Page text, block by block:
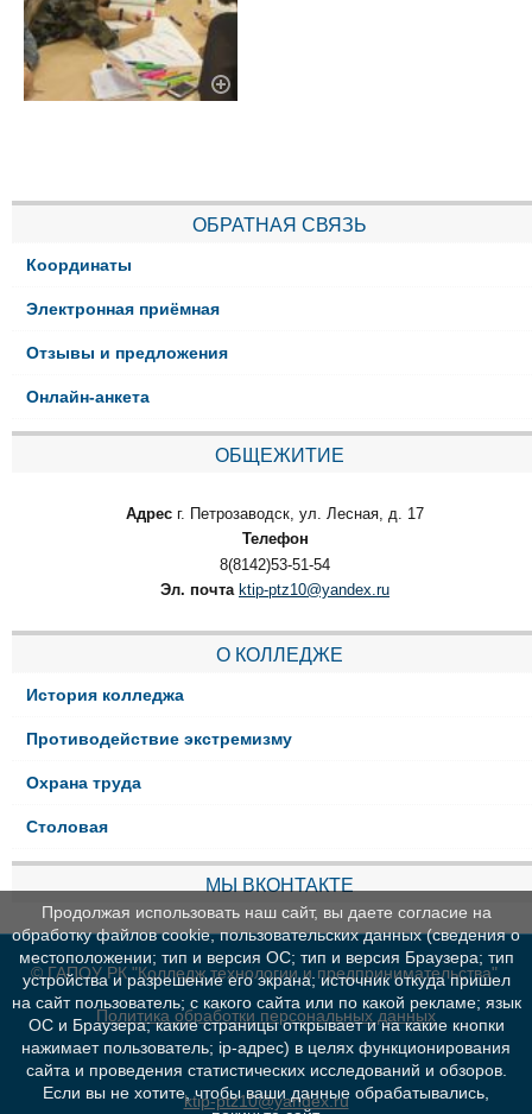
ОБРАТНАЯ СВЯЗЬ
Координаты
Электронная приёмная
Отзывы и предложения
Онлайн-анкета
ОБЩЕЖИТИЕ
Адрес г. Петрозаводск, ул. Лесная, д. 17
Телефон
8(8142)53-51-54
Эл. почта ktip-ptz10@yandex.ru
О КОЛЛЕДЖЕ
История колледжа
Противодействие экстремизму
Охрана труда
Столовая
МЫ ВКОНТАКТЕ
© ГАПОУ РК "Колледж технологии и предпринимательства"
Политика обработки персональных данных
ktip-ptz10@yandex.ru
Продолжая использовать наш сайт, вы даете согласие на
обработку файлов cookie, пользовательских данных (сведения о
местоположении; тип и версия ОС; тип и версия Браузера; тип
устройства и разрешение его экрана; источник откуда пришел
на сайт пользователь; с какого сайта или по какой рекламе; язык
ОС и Браузера; какие страницы открывает и на какие кнопки
нажимает пользователь; ip-адрес) в целях функционирования
сайта и проведения статистических исследований и обзоров.
Если вы не хотите, чтобы ваши данные обрабатывались,